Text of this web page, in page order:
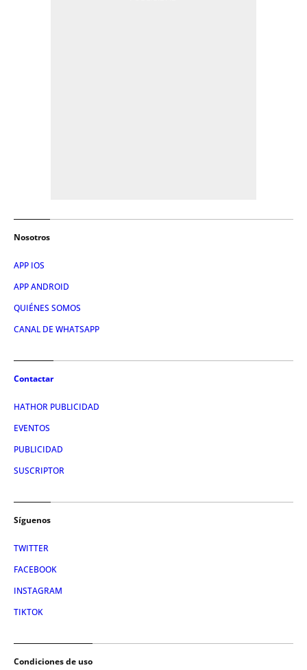
Nosotros
APP IOS
APP ANDROID
QUIÉNES SOMOS
CANAL DE WHATSAPP
Contactar
HATHOR PUBLICIDAD
EVENTOS
PUBLICIDAD
SUSCRIPTOR
Síguenos
TWITTER
FACEBOOK
INSTAGRAM
TIKTOK
Condiciones de uso